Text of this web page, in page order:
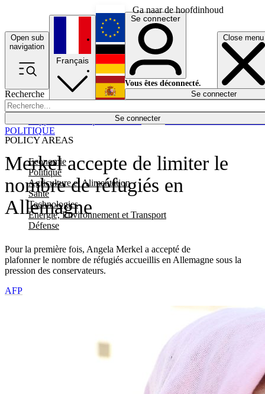
Ga naar de hoofdinhoud
Open sub
navigation
Close menu
Recherche
Se connecter
POLICY AREAS
Economie
Politique
Agriculture et Alimentation
Santé
Technologies
Energie, Environnement et Transport
Défense
Économie
Français
English
Deutsch
Español
Se connecter
Vous êtes déconnecté.
Se connecter
Merkel accepte de limiter le
nombre de réfugiés en
Allemagne
Pour la première fois, Angela Merkel a accepté de
plafonner le nombre de réfugiés accueillis en Allemagne sous la
pression des conservateurs.
POLITIQUE
AFP